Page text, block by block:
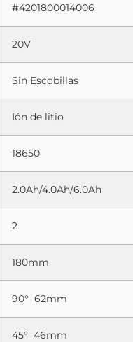
#4201800014006
20V
Sin Escobillas
Ión de litio
18650
2.0Ah/4.0Ah/6.0Ah
2
180mm
90° 62mm
45° 46mm